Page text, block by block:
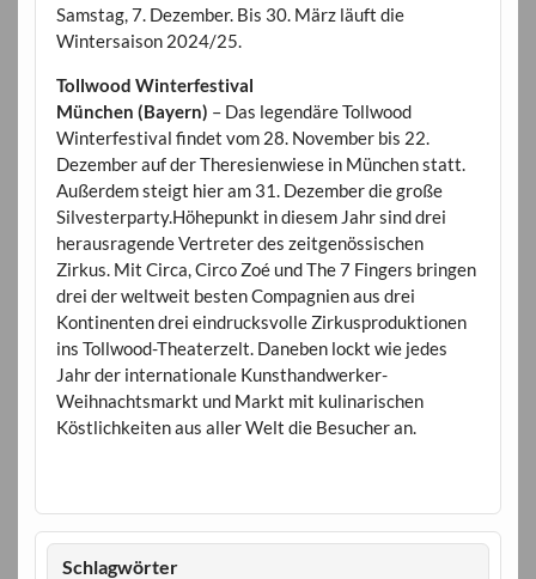
Samstag, 7. Dezember. Bis 30. März läuft die
Wintersaison 2024/25.
Tollwood Winterfestival
München (Bayern) – Das legendäre Tollwood
Winterfestival findet vom 28. November bis 22.
Dezember auf der Theresienwiese in München statt.
Außerdem steigt hier am 31. Dezember die große
Silvesterparty.Höhepunkt in diesem Jahr sind drei
herausragende Vertreter des zeitgenössischen
Zirkus. Mit Circa, Circo Zoé und The 7 Fingers bringen
drei der weltweit besten Compagnien aus drei
Kontinenten drei eindrucksvolle Zirkusproduktionen
ins Tollwood-Theaterzelt. Daneben lockt wie jedes
Jahr der internationale Kunsthandwerker-
Weihnachtsmarkt und Markt mit kulinarischen
Köstlichkeiten aus aller Welt die Besucher an.
Schlagwörter